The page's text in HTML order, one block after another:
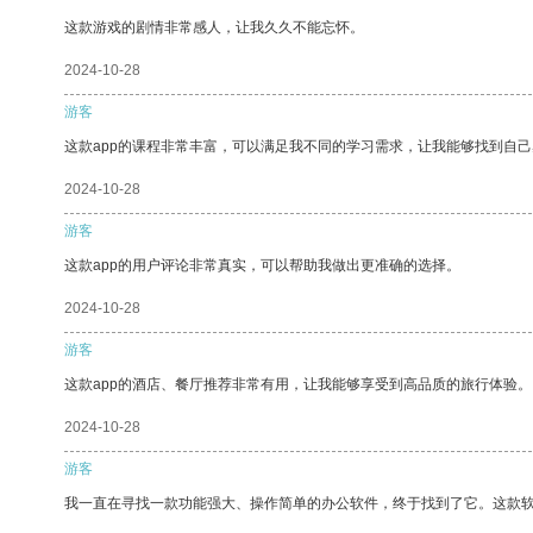
这款游戏的剧情非常感人，让我久久不能忘怀。
2024-10-28
游客
这款app的课程非常丰富，可以满足我不同的学习需求，让我能够找到自
2024-10-28
游客
这款app的用户评论非常真实，可以帮助我做出更准确的选择。
2024-10-28
游客
这款app的酒店、餐厅推荐非常有用，让我能够享受到高品质的旅行体验。
2024-10-28
游客
我一直在寻找一款功能强大、操作简单的办公软件，终于找到了它。这